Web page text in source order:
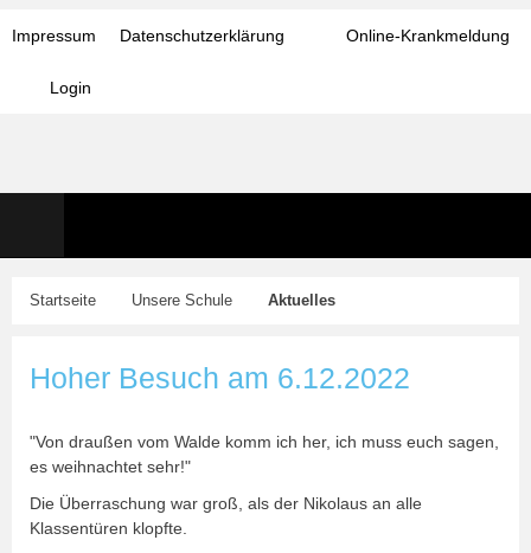
Impressum Datenschutzerklärung Online-Krankmeldung
Login
Startseite Unsere Schule Aktuelles
Hoher Besuch am 6.12.2022
"Von draußen vom Walde komm ich her, ich muss euch sagen,
es weihnachtet sehr!"
Die Überraschung war groß, als der Nikolaus an alle
Klassentüren klopfte.